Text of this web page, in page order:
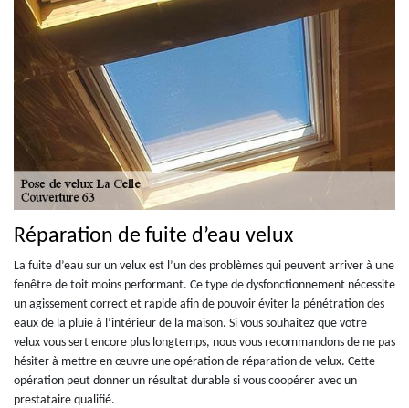
Réparation de fuite d’eau velux
La fuite d’eau sur un velux est l’un des problèmes qui peuvent arriver à une
fenêtre de toit moins performant. Ce type de dysfonctionnement nécessite
un agissement correct et rapide afin de pouvoir éviter la pénétration des
eaux de la pluie à l’intérieur de la maison. Si vous souhaitez que votre
velux vous sert encore plus longtemps, nous vous recommandons de ne pas
hésiter à mettre en œuvre une opération de réparation de velux. Cette
opération peut donner un résultat durable si vous coopérer avec un
prestataire qualifié.